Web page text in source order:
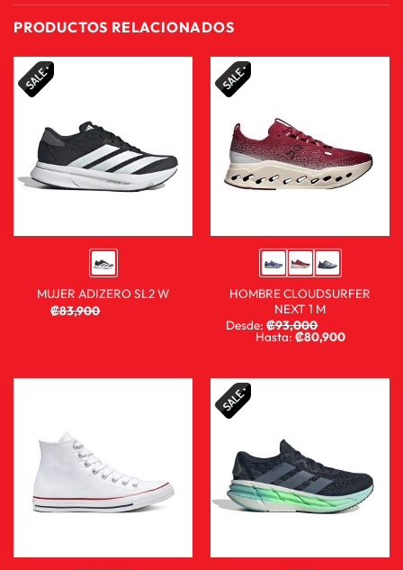
PRODUCTOS RELACIONADOS
MUJER ADIZERO SL2 W
₡83,900
HOMBRE CLOUDSURFER
NEXT 1 M
Desde:₡93,000
Hasta:₡80,900